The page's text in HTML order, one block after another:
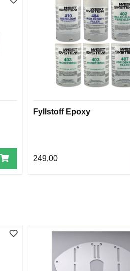
Fyllstoff Epoxy
249,00